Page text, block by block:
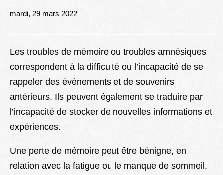
Lexique
mardi, 29 mars 2022
Les troubles de mémoire ou troubles amnésiques
correspondent à la difficulté ou l’incapacité de se
rappeler des évènements et de souvenirs
antérieurs. Ils peuvent également se traduire par
l’incapacité de stocker de nouvelles informations et
expériences.
Une perte de mémoire peut être bénigne, en
relation avec la fatigue ou le manque de sommeil,